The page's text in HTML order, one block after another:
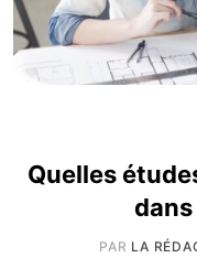
Quelles
dans
PAR LA